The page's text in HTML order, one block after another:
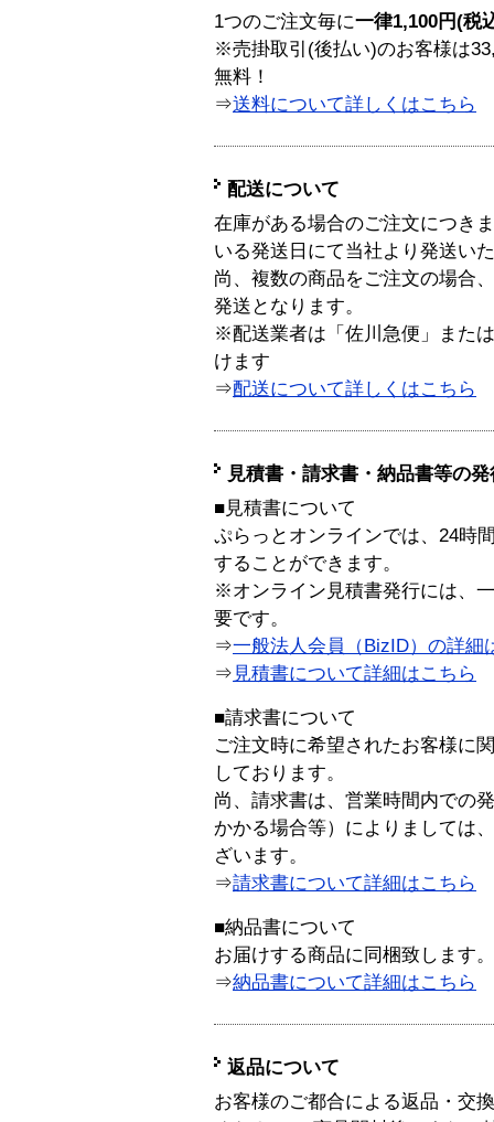
1つのご注文毎に一律1,100円(税
※売掛取引(後払い)のお客様は
無料！
⇒送料について詳しくはこちら
配送について
在庫がある場合のご注文につき
いる発送日にて当社より発送い
尚、複数の商品をご注文の場合
発送となります。
※配送業者は「佐川急便」また
けます
⇒配送について詳しくはこちら
見積書・請求書・納品書等の
■見積書について
ぷらっとオンラインでは、24時
することができます。
※オンライン見積書発行には、
要です。
⇒一般法人会員（BizID）の詳細
⇒ 見積書について詳細はこちら
■請求書について
ご注文時に希望されたお客様に
しております。
尚、請求書は、営業時間内での
かかる場合等）によりましては
ざいます。
⇒請求書について詳細はこちら
■納品書について
お届けする商品に同梱致します。
⇒納品書について詳細はこちら
返品について
お客様のご都合による返品・交